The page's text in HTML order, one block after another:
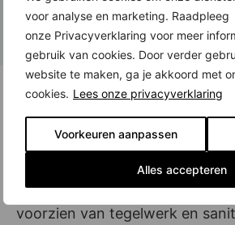
voor analyse en marketing. Raadpleeg
onze Privacyverklaring voor meer
gebruik van cookies. Door verder
website te maken, ga je akkoord met
cookies. Lees onze privacyverklaring
Voorkeuren aanpassen
Alles accepteren
860.000 euro (v.o.n.).
Oplevering inclusief SieMatic
Bij oplevering is je
een complete SieMatic keuken
15.000 euro. De badkamer en
voorzien van tegelwerk en